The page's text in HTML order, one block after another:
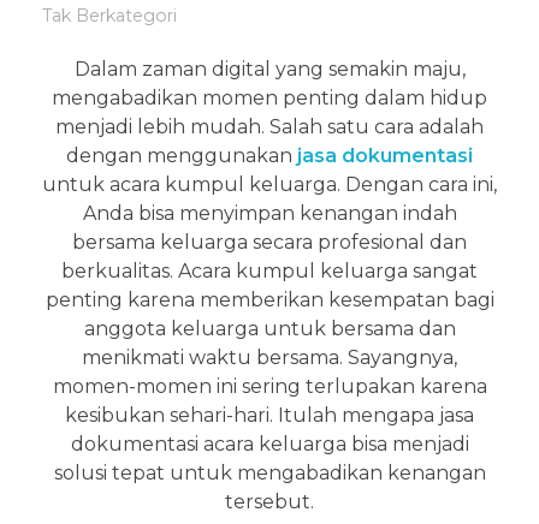
Tak Berkategori
Dalam zaman digital yang semakin maju,
mengabadikan momen penting dalam hidup
menjadi lebih mudah. Salah satu cara adalah
dengan menggunakan jasa dokumentasi
untuk acara kumpul keluarga. Dengan cara ini,
Anda bisa menyimpan kenangan indah
bersama keluarga secara profesional dan
berkualitas. Acara kumpul keluarga sangat
penting karena memberikan kesempatan bagi
anggota keluarga untuk bersama dan
menikmati waktu bersama. Sayangnya,
momen-momen ini sering terlupakan karena
kesibukan sehari-hari. Itulah mengapa jasa
dokumentasi acara keluarga bisa menjadi
solusi tepat untuk mengabadikan kenangan
tersebut.